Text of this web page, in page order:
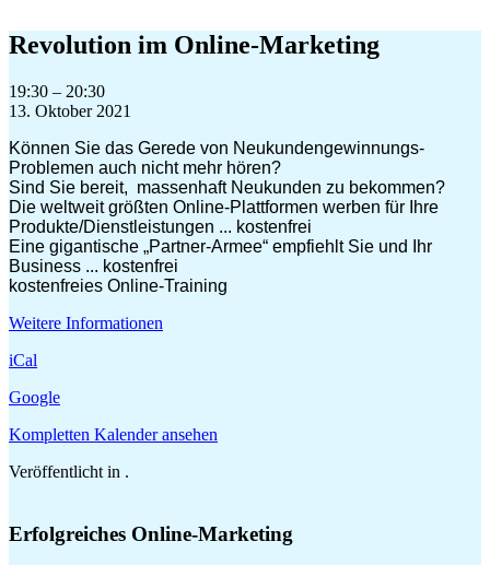
Inhalt
springen
Revolution im Online-Marketing
Revolution
im
Marketing
19:30 – 20:30
13. Oktober 2021
Können Sie das Gerede von Neukundengewinnungs-
Problemen auch nicht mehr hören?
Sind Sie bereit, massenhaft Neukunden zu bekommen?
Die weltweit größten Online-Plattformen werben für Ihre
Produkte/Dienstleistungen ... kostenfrei
Eine gigantische „Partner-Armee“ empfiehlt Sie und Ihr
Business ... kostenfrei
kostenfreies Online-Training
Weitere Informationen
iCal
Google
Kompletten Kalender ansehen
Veröffentlicht in .
Erfolgreiches Online-Marketing